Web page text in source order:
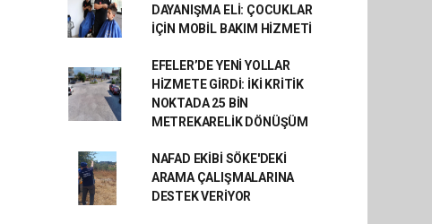
DAYANIŞMA ELİ: ÇOCUKLAR
İÇİN MOBİL BAKIM HİZMETİ
EFELER’DE YENİ YOLLAR
HİZMETE GİRDİ: İKİ KRİTİK
NOKTADA 25 BİN
METREKARELİK DÖNÜŞÜM
NAFAD EKİBİ SÖKE'DEKİ
ARAMA ÇALIŞMALARINA
DESTEK VERİYOR